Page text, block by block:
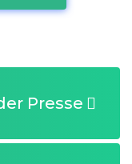
Presse